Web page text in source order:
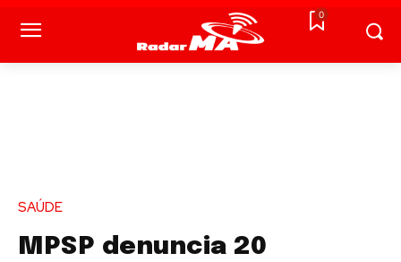
0
SAÚDE
MPSP denuncia 20